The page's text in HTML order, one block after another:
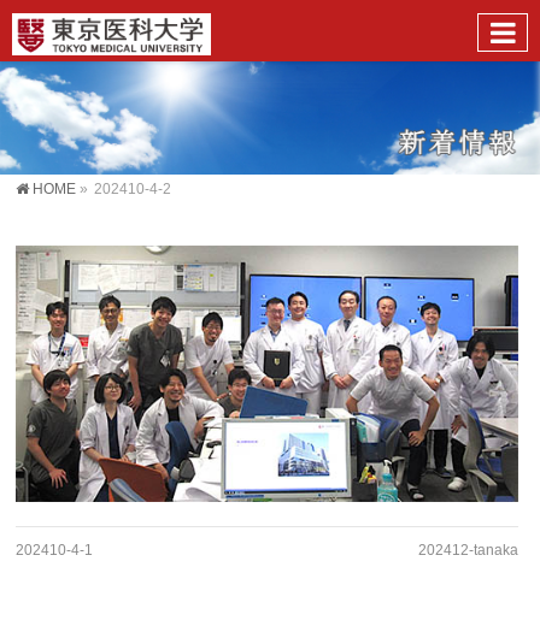
HOME » 202410-4-2
202410-4-1 202412-tanaka